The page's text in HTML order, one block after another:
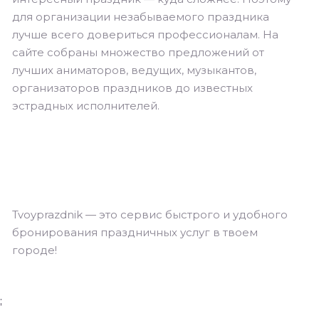
для организации незабываемого праздника
лучше всего довериться профессионалам. На
сайте собраны множество предложений от
лучших аниматоров, ведущих, музыкантов,
организаторов праздников до известных
эстрадных исполнителей.
Tvoyprazdnik — это сервис быстрого и удобного
бронирования праздничных услуг в твоем
городе!
;